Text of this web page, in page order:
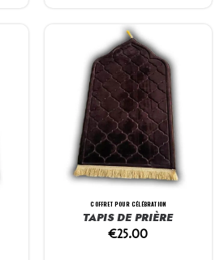
COFFRET POUR CÉLÉBRATION
TAPIS DE PRIÈRE
€25.00